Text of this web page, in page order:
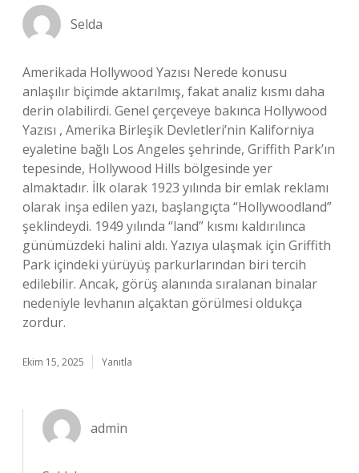
Selda
Amerikada Hollywood Yazısı Nerede konusu
anlaşılır biçimde aktarılmış, fakat analiz kısmı daha
derin olabilirdi. Genel çerçeveye bakınca Hollywood
Yazısı , Amerika Birleşik Devletleri’nin Kaliforniya
eyaletine bağlı Los Angeles şehrinde, Griffith Park’ın
tepesinde, Hollywood Hills bölgesinde yer
almaktadır. İlk olarak 1923 yılında bir emlak reklamı
olarak inşa edilen yazı, başlangıçta “Hollywoodland”
şeklindeydi. 1949 yılında “land” kısmı kaldırılınca
günümüzdeki halini aldı. Yazıya ulaşmak için Griffith
Park içindeki yürüyüş parkurlarından biri tercih
edilebilir. Ancak, görüş alanında sıralanan binalar
nedeniyle levhanın alçaktan görülmesi oldukça
zordur.
Ekim 15, 2025 Yanıtla
admin